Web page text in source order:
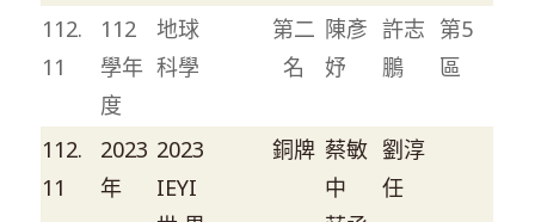
112.
11
112
學年
度
地球
科學
第二
名
陳彥
妤
許志
鵬
第5
區
112.
11
2023
年
2023
IEYI
銅牌 蔡敏
中
劉淳
任